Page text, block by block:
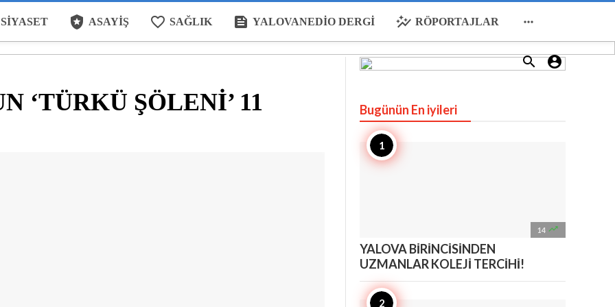
SIYASET local_police ASAYIŞ favorite_border SAĞLIK feed YALOVANEDIO DERGI auto_graph RÖPORTAJLAR 
 
‘TÜRKÜ ŞÖLENİ’ 11
Bugünün En iyileri
14 
YALOVA BİRİNCİSİNDEN
UZMANLAR KOLEJİ TERCİHİ!